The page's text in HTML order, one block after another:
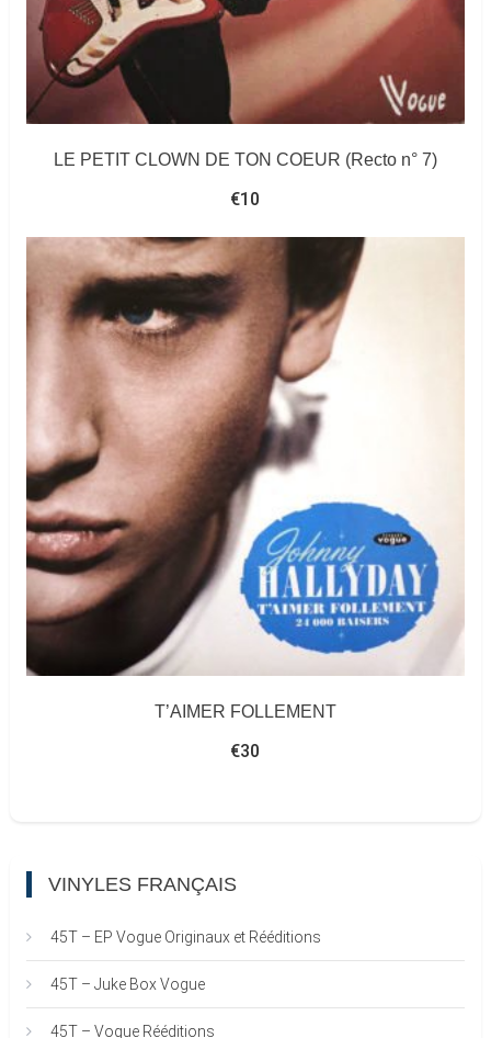
LE PETIT CLOWN DE TON COEUR (Recto n° 7)
€10
T’AIMER FOLLEMENT
€30
VINYLES FRANÇAIS
45T – EP Vogue Originaux et Rééditions
45T – Juke Box Vogue
45T – Vogue Rééditions